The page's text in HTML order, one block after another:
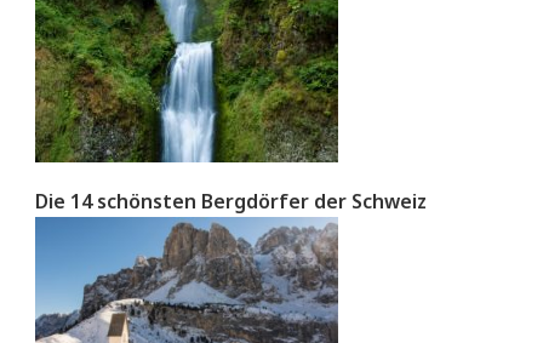
Die 14 schönsten Bergdörfer der Schweiz